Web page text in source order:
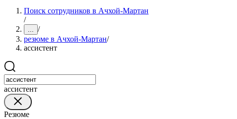
Поиск сотрудников в Ачхой-Мартан
/
... /
резюме в Ачхой-Мартан/
ассистент
ассистент
Резюме